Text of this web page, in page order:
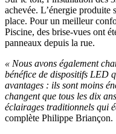
achevée. L’énergie produite
place. Pour un meilleur
Piscine, des brise-vues ont
panneaux depuis la rue.
« Nous avons également
bénéfice de dispositifs LED
avantages : ils sont moins
changent que tous les dix
éclairages traditionnels qui
complète Philippe Briançon.